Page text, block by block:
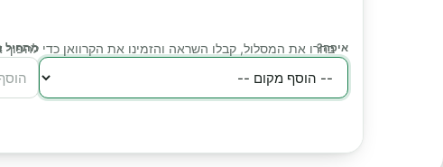
בחרו את המסלול, קבלו השראה והזמינו את הקרוואן כדי
איפה? מתחיל